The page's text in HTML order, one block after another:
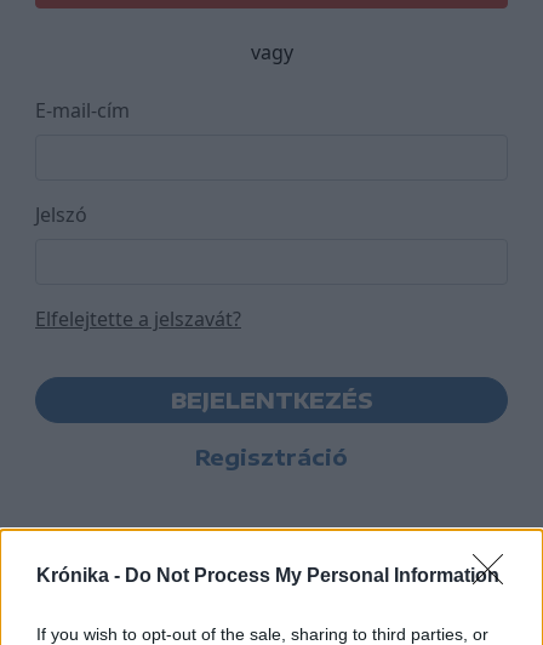
Krónika - Do Not Process My Personal Information
If you wish to opt-out of the sale, sharing to third parties, or
vagy
E-mail-cím
Jelszó
Elfelejtette a jelszavát?
BEJELENTKEZÉS
Regisztráció